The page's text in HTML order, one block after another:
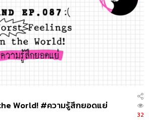
World! #ความรู้สึกยอดแย่
32